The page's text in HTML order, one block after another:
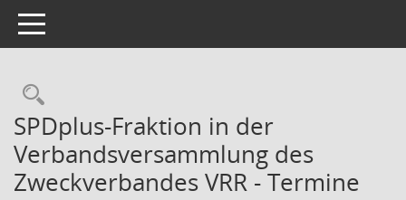
Toggle navigation
Rechercheauswahl
SPDplus-Fraktion in der
Verbandsversammlung des
Zweckverbandes VRR - Termine